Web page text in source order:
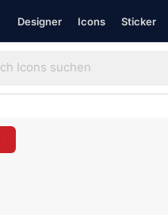
Designer Icons Sticker